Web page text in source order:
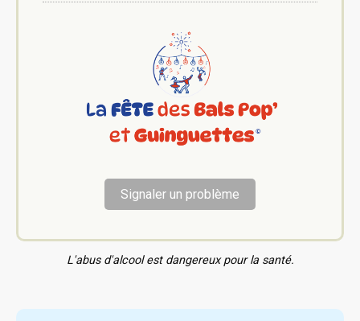
Signaler un problème
L'abus d'alcool est dangereux pour la santé.